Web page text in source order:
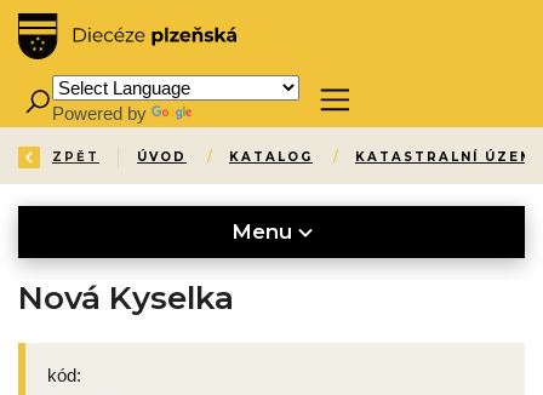
Powered by
ZPĚT ÚVOD / KATALOG / KATASTRALNÍ ÚZEMÍ
Menu
Nová Kyselka
kód: